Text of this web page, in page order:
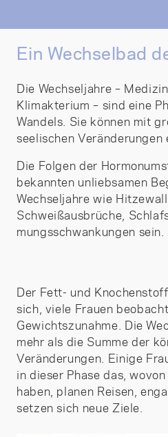
Ein Wechselbad
Die Wechseljahre –
Klimakterium – sind eine
Wandels. Sie können mit
seelischen Veränderungen
Die Folgen der
bekannten unliebsamen
Wechseljahre wie
Schweißausbrüche,
mungsschwankungen sein.
Der Fett- und
sich, viele Frauen
Gewichtszunahme. Die
mehr als die Summe der
Veränderungen. Einige
in dieser Phase das,
haben, planen Reisen,
setzen sich neue Ziele.